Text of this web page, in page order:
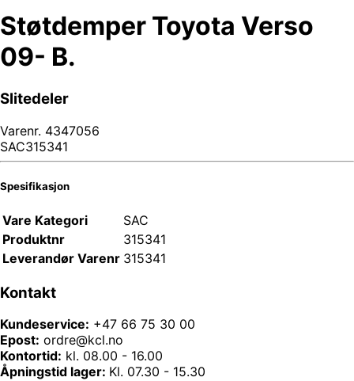
Støtdemper Toyota Verso
09- B.
Slitedeler
Varenr. 4347056
SAC315341
Spesifikasjon
Vare Kategori
SAC
Produktnr
315341
Leverandør Varenr 315341
Kontakt
Kundeservice: +47 66 75 30 00
Epost: ordre@kcl.no
Kontortid: kl. 08.00 - 16.00
Åpningstid lager: Kl. 07.30 - 15.30